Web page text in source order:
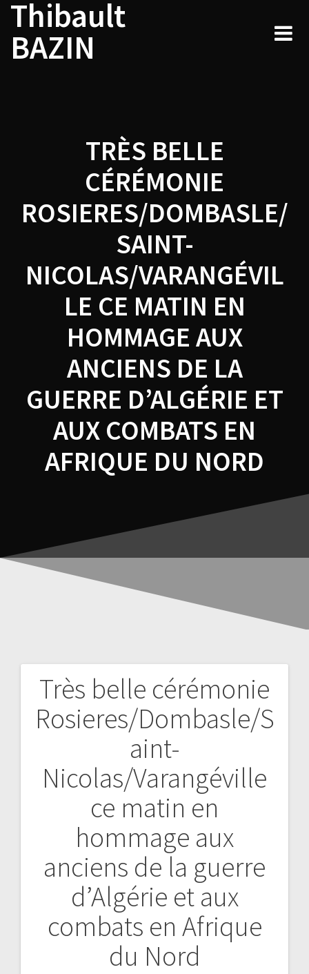
Skip
content
Thibault
BAZIN
TRÈS BELLE
CÉRÉMONIE
ROSIERES/DOMBASLE/
SAINT-
NICOLAS/VARANGÉVIL
LE CE MATIN EN
HOMMAGE AUX
ANCIENS DE LA
GUERRE D’ALGÉRIE ET
AUX COMBATS EN
AFRIQUE DU NORD
Très belle cérémonie
Rosieres/Dombasle/S
aint-
Nicolas/Varangéville
ce matin en
hommage aux
anciens de la guerre
d’Algérie et aux
combats en Afrique
du Nord
Navigation
de